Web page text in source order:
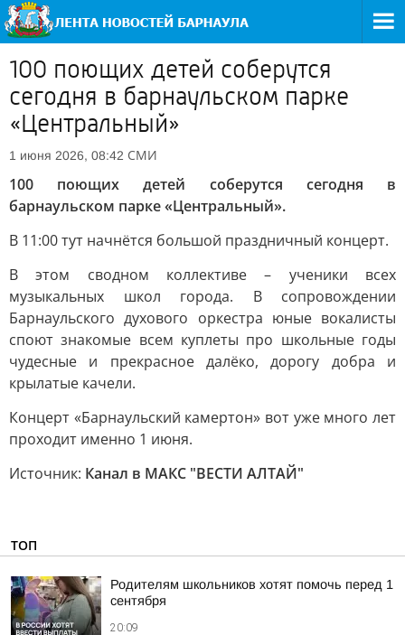
100 поющих детей соберутся
сегодня в барнаульском парке
«Центральный»
1 июня 2026, 08:42 СМИ
100 поющих детей соберутся сегодня в
барнаульском парке «Центральный».
В 11:00 тут начнётся большой праздничный концерт.
В этом сводном коллективе – ученики всех
музыкальных школ города. В сопровождении
Барнаульского духового оркестра юные вокалисты
споют знакомые всем куплеты про школьные годы
чудесные и прекрасное далёко, дорогу добра и
крылатые качели.
Концерт «Барнаульский камертон» вот уже много лет
проходит именно 1 июня.
Источник: Канал в МАКС "ВЕСТИ АЛТАЙ"
ТОП
Родителям школьников хотят помочь перед 1
сентября
20:09